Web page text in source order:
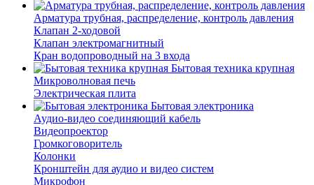
Арматура трубная, распределение, контроль давления
Клапан 2-ходовой
Клапан электромагнитный
Кран водопроводный на 3 входа
Бытовая техника крупная
Микроволновая печь
Электрическая плита
Бытовая электроника
Аудио-видео соединяющий кабель
Видеопроектор
Громкоговоритель
Колонки
Кронштейн для аудио и видео систем
Микрофон